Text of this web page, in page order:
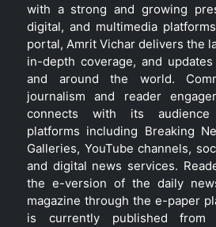
with a strong and growing
digital, and multimedia
portal, Amrit Vichar delivers the
in-depth coverage, and
and around the world.
journalism and reader
connects with its audience
platforms including Breaking
Galleries, YouTube channels,
and digital news services.
the e-version of the daily
magazine through the e-paper
is currently published from